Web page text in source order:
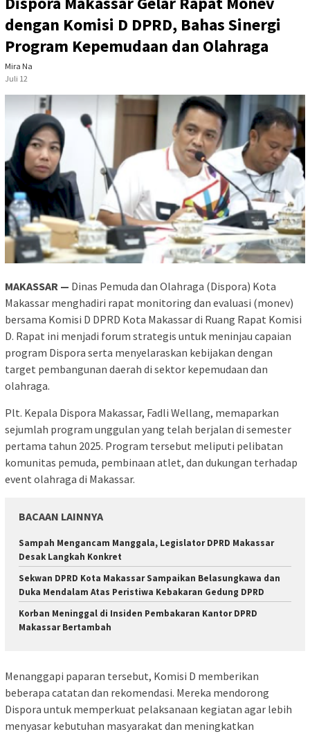
dengan Komisi D DPRD, Bahas Sinergi
Program Kepemudaan dan Olahraga
Mira Na
Juli 12
MAKASSAR — Dinas Pemuda dan Olahraga (Dispora) Kota
Makassar menghadiri rapat monitoring dan evaluasi (monev)
bersama Komisi D DPRD Kota Makassar di Ruang Rapat Komisi
D. Rapat ini menjadi forum strategis untuk meninjau capaian
program Dispora serta menyelaraskan kebijakan dengan
target pembangunan daerah di sektor kepemudaan dan
olahraga.
Plt. Kepala Dispora Makassar, Fadli Wellang, memaparkan
sejumlah program unggulan yang telah berjalan di semester
pertama tahun 2025. Program tersebut meliputi pelibatan
komunitas pemuda, pembinaan atlet, dan dukungan terhadap
event olahraga di Makassar.
BACAAN LAINNYA
Sampah Mengancam Manggala, Legislator DPRD Makassar
Desak Langkah Konkret
Sekwan DPRD Kota Makassar Sampaikan Belasungkawa dan
Duka Mendalam Atas Peristiwa Kebakaran Gedung DPRD
Korban Meninggal di Insiden Pembakaran Kantor DPRD
Makassar Bertambah
Menanggapi paparan tersebut, Komisi D memberikan
beberapa catatan dan rekomendasi. Mereka mendorong
Dispora untuk memperkuat pelaksanaan kegiatan agar lebih
menyasar kebutuhan masyarakat dan meningkatkan